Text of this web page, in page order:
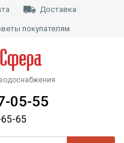
Доставка
покупателям
05-55
65